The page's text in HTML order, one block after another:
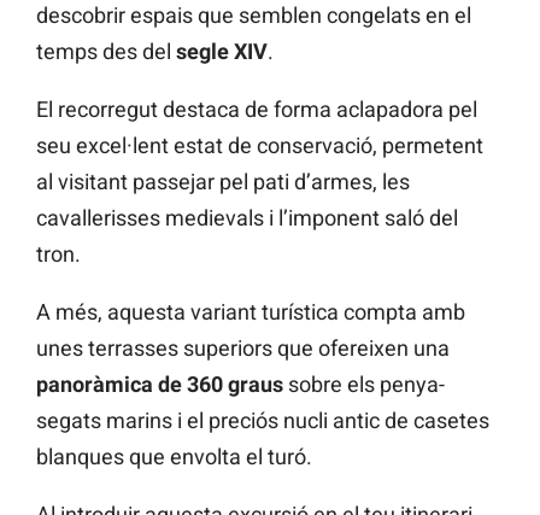
descobrir espais que semblen congelats en el
temps des del segle XIV.
El recorregut destaca de forma aclapadora pel
seu excel·lent estat de conservació, permetent
al visitant passejar pel pati d’armes, les
cavallerisses medievals i l’imponent saló del
tron.
A més, aquesta variant turística compta amb
unes terrasses superiors que ofereixen una
panoràmica de 360 graus sobre els penya-
segats marins i el preciós nucli antic de casetes
blanques que envolta el turó.